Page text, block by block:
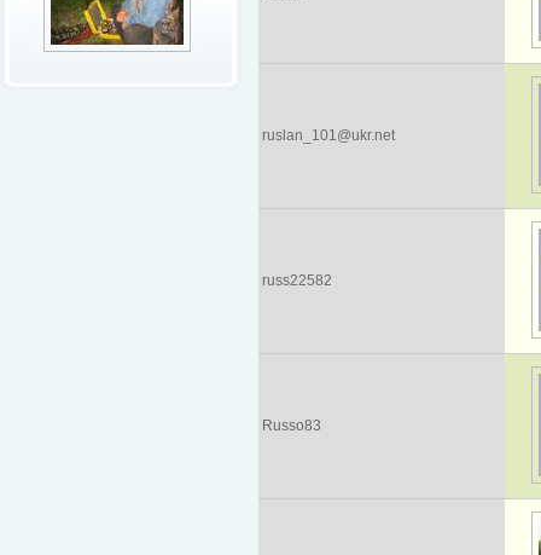
ruslan_101@ukr.net
russ22582
Russo83